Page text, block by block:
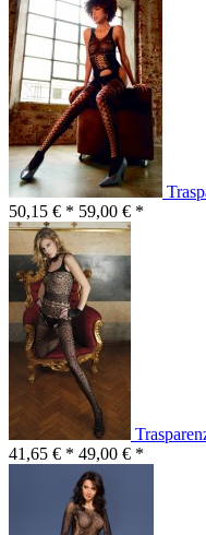
50,15 € * 59,00 € *
41,65 € * 49,00 € *